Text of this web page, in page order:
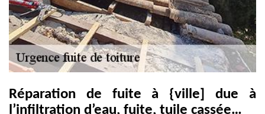
Réparation de fuite à {ville] due à
l’infiltration d’eau, fuite, tuile cassée…